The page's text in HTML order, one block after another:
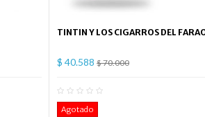
TINTIN Y LOS CIGARROS DEL
$ 40.588 $ 70.000
Agotado